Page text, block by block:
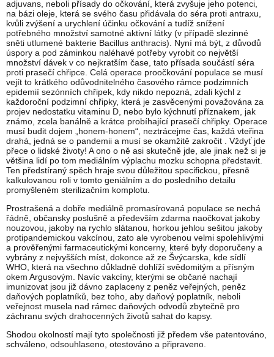
adjuvans, neboli přísady do očkování, která zvyšuje jeho potenci,
na bázi oleje, která se svého času přidávala do séra proti antraxu,
kvůli zvýšení a urychlení účinku očkování a tudíž snížení
potřebného množství samotné aktivní látky (v případě slezinné
sněti utlumené bakterie Bacillus anthracis). Nyní má být, z důvodů
úspory a pod záminkou naléhavé potřeby vyrobit co největší
množství dávek v co nejkratším čase, tato přísada součástí séra
proti prasečí chřipce. Celá operace proočkování populace se musí
vejít to krátkého odůvodnitelného časového rámce podzimních
epidemií sezónních chřipek, kdy nikdo nepozná, zdali kýchl z
každoroční podzimní chřipky, která je zasvěcenými považována za
projev nedostatku vitaminu D, nebo bylo kýchnutí příznakem, jak
známo, zcela banálně a krátce probíhající prasečí chřipky. Operace
musí budit dojem „honem-honem“, neztrácejme čas, každá vteřina
drahá, jedná se o pandemii a musí se okamžitě zakročit . Vždyť jde
přece o lidské životy! A ono o ně asi skutečně jde, ale jinak než si je
většina lidí po tom mediálním výplachu mozku schopna představit.
Ten předstíraný spěch hraje svou důležitou specifickou, přesně
kalkulovanou roli v tomto geniálním a do posledního detailu
promyšleném sterilizačním komplotu.
Prostrašená a dobře mediálně promasírovaná populace se nechá
řádně, občansky poslušně a především zdarma naočkovat jakoby
nouzovou, jakoby na rychlo slátanou, horkou jehlou sešitou jakoby
protipandemickou vakcínou, zato ale vyrobenou velmi spolehlivými
a prověřenými farmaceutickými koncerny, které byly doporučeny a
vybrány z nejvyšších míst, dokonce až ze Švýcarska, kde sídlí
WHO, která na všechno důkladně dohlíží svědomitým a přísným
okem Argusovým. Navíc vakcíny, kterými se občané nachají
imunizovat jsou již dávno zaplaceny z peněz veřejných, peněz
daňových poplatníků, bez toho, aby daňový poplatník, neboli
veřejnost musela nad rámec daňových odvodů zbytečně pro
záchranu svých drahocenných životů sahat do kapsy.
Shodou okolností mají tyto společnosti již předem vše patentováno,
schváleno, odsouhlaseno, otestováno a připraveno.